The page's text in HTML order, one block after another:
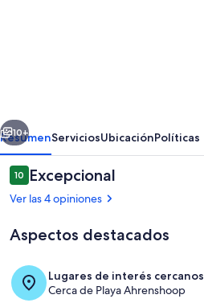
Ahrenshoop
Siguiente
10+
ResumenServiciosUbicaciónPolíticas
Opiniones
1010 de 10,
Excepcional
Ver las 4 opiniones
Aspectos destacados
Lugares de interés cercanos
Cerca de Playa Ahrenshoop